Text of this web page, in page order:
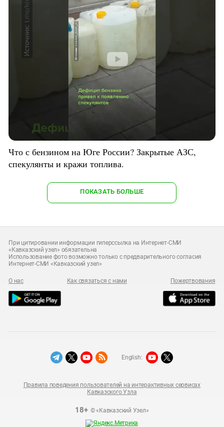
Что с бензином на Юге России? Закрытые АЗС,
спекулянты и кражи топлива.
ПОКАЗАТЬ БОЛЬШЕ
При цитировании информации гиперссылка на Интернет-СМИ
«Кавказский узел» обязательна
Использование фото возможно только с предварительного согласия
Интернет-СМИ «Кавказский узел»
О нас Как связаться с нами Пожертвования
18+© «Кавказский Узел»
Правила поведения пользователей на интерактивных сервисах
Кавказского Узла
English: